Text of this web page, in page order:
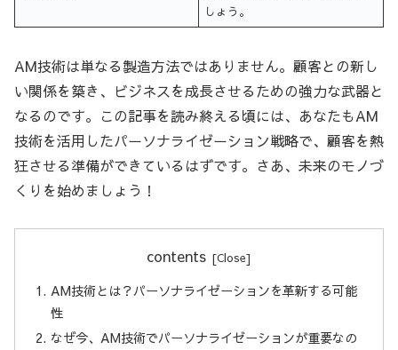
しょう。
AM技術は単なる製造方法ではありません。顧客との新し
い関係を築き、ビジネスを成長させるための強力な武器と
なるのです。この記事を読み終える頃には、あなたもAM
技術を活用したパーソナライゼーション戦略で、顧客を熱
狂させる準備ができているはずです。さあ、未来のモノづ
くりを始めましょう！
contents
AM技術とは？パーソナライゼーションを革新する可能
性
なぜ今、AM技術でパーソナライゼーションが重要なの